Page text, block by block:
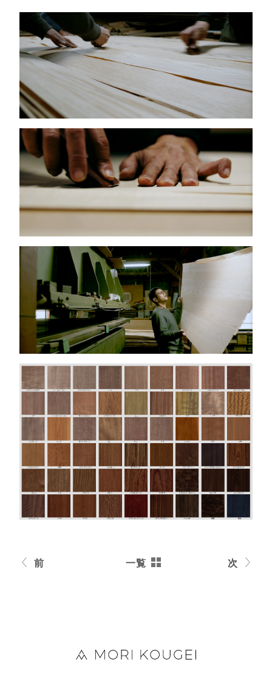
前 一覧 次